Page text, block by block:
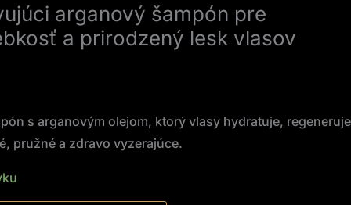
arganový šampón pre
a prirodzený lesk vlasov
s arganovým olejom, ktorý vlasy hydratuje, regeneruje
pružné a zdravo vyzerajúce.